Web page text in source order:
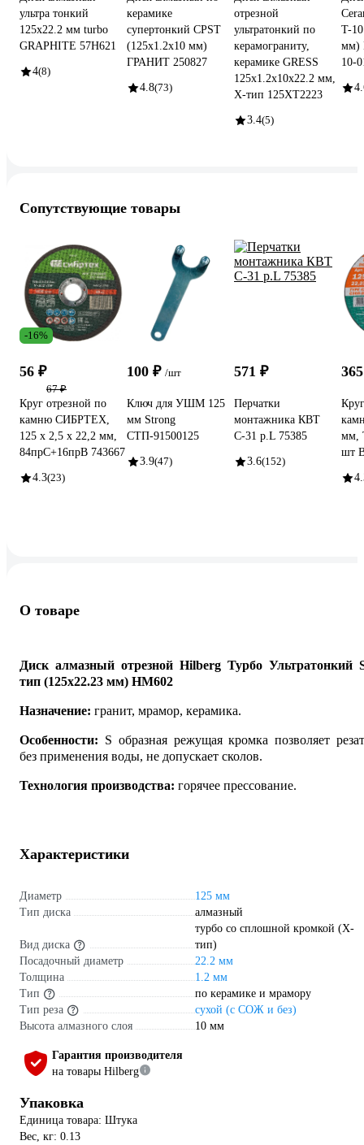
ультра тонкий
125х22.2 мм turbo
GRAPHITE 57H621
4(8)
керамике
супертонкий CPST
(125х1.2х10 мм)
ГРАНИТ 250827
4.8(73)
отрезной
ультратонкий по
керамограниту,
керамике GRESS
125x1.2x10х22.2 мм,
Х-тип 125ХT2223
3.4(5)
T-
мм)
10-
Сопутствующие товары
-16%
56 ₽
67 ₽
Круг отрезной по
камню СИБРТЕХ,
125 х 2,5 х 22,2 мм,
84прC+16прB 743667
4.3(23)
100 ₽ /шт
Ключ для УШМ 125
мм Strong
СТП-91500125
3.9(47)
571 ₽
Перчатки
монтажника КВТ
С-31 р.L 75385
3.6(152)
мм,
шт
О товаре
Диск алмазный отрезной Hilberg Турбо Ультратонкий
тип (125х22.23 мм) HM602
Назначение: гранит, мрамор, керамика.
Особенности: S образная режущая кромка позволяет
без применения воды, не допускает сколов.
Технология производства: горячее прессование.
Характеристики
Диаметр
125 мм
Тип диска
алмазный
Вид диска
турбо со сплошной кромкой (X-
тип)
Посадочный диаметр
22.2 мм
Толщина
1.2 мм
Тип
по керамике и мрамору
Тип реза
сухой (с СОЖ и без)
Высота алмазного слоя
10 мм
Гарантия производителя
на товары Hilberg
Упаковка
Единица товара: Штука
Вес, кг: 0.13